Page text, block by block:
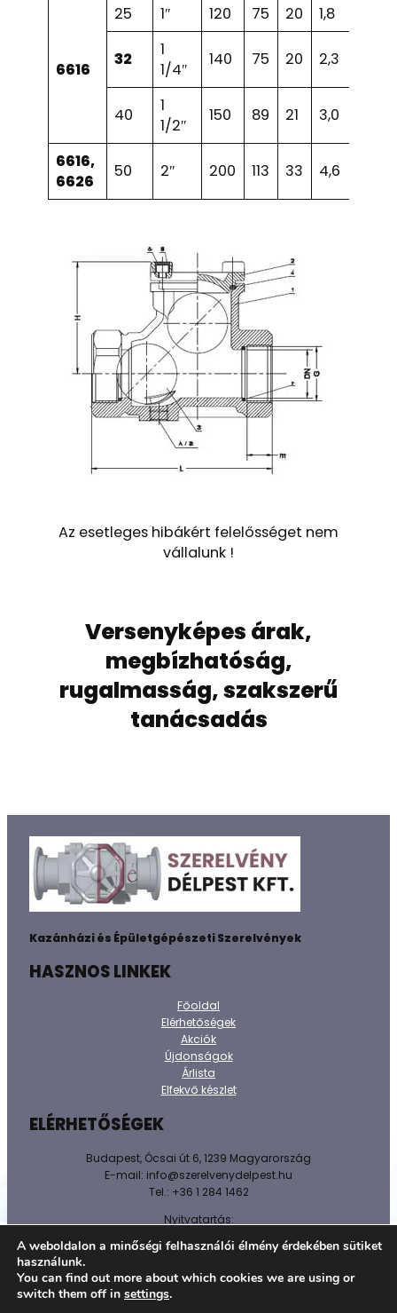
6616
25 1″ 120 75 20 1,8
32
1
1/4″
140 75 20 2,3
40
1
1/2″
150 89 21 3,0
6616,
6626
50 2″ 200 113 33 4,6
Az esetleges hibákért felelősséget nem
vállalunk !
Versenyképes árak,
megbízhatóság,
rugalmasság, szakszerű
tanácsadás
Kazánházi és Épületgépészeti Szerelvények
HASZNOS LINKEK
Főoldal
Elérhetőségek
Akciók
Újdonságok
Árlista
Elfekvő készlet
ELÉRHETŐSÉGEK
Budapest, Ócsai út 6, 1239 Magyarország
E-mail: info@szerelvenydelpest.hu
Tel.: +36 1 284 1462
Nyitvatartás:
Sz-V: Zárva!
@ 2026 Minden jog fenntartva.
A weboldalon a minőségi felhasználói élmény érdekében sütiket
használunk.
You can find out more about which cookies we are using or
switch them off in settings.